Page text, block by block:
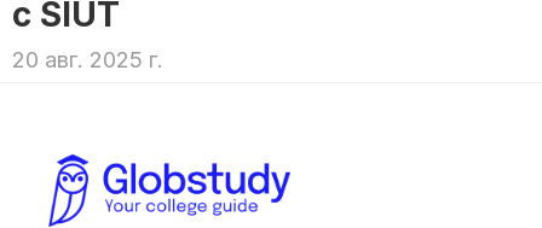
с SIUT
20 авг. 2025 г.